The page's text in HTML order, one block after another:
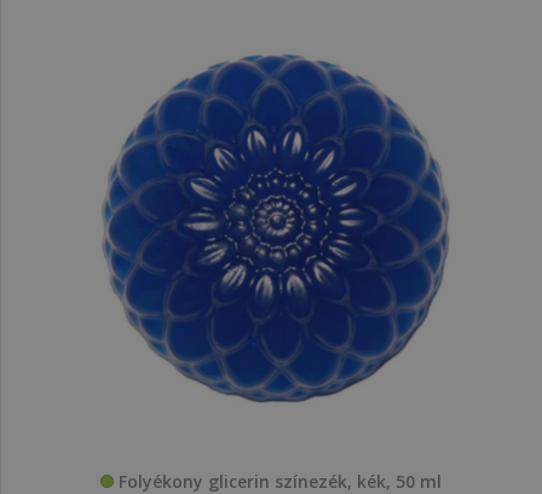
Folyékony glicerin színezék, kék, 50 ml